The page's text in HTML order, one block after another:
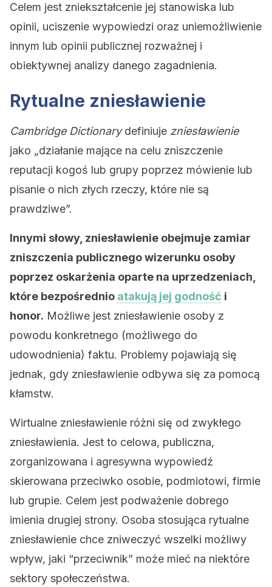
Celem jest zniekształcenie jej stanowiska lub
opinii, uciszenie wypowiedzi oraz uniemożliwienie
innym lub opinii publicznej rozważnej i
obiektywnej analizy danego zagadnienia.
Rytualne zniesławienie
Cambridge Dictionarydefiniuje zniesławienie
jako „działanie mające na celu zniszczenie
reputacji kogoś lub grupy poprzez mówienie lub
pisanie o nich złych rzeczy, które nie są
prawdziwe”.
Innymi słowy, zniesławienie obejmuje zamiar
zniszczenia publicznego wizerunku osoby
poprzez oskarżenia oparte na uprzedzeniach,
które bezpośrednio atakują jej godność i
honor. Możliwe jest zniesławienie osoby z
powodu konkretnego (możliwego do
udowodnienia) faktu. Problemy pojawiają się
jednak, gdy zniesławienie odbywa się za pomocą
kłamstw.
Wirtualne zniesławienie różni się od zwykłego
zniesławienia. Jest to celowa, publiczna,
zorganizowana i agresywna wypowiedź
skierowana przeciwko osobie, podmiotowi, firmie
lub grupie. Celem jest podważenie dobrego
imienia drugiej strony. Osoba stosująca rytualne
zniesławienie chce zniweczyć wszelki możliwy
wpływ, jaki “przeciwnik” może mieć na niektóre
sektory społeczeństwa.